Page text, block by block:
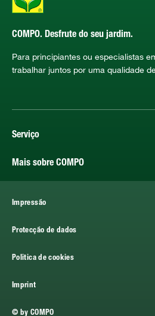
COMPO. Desfrute do seu jardim.
Para principiantes ou especialistas
trabalhar juntos por uma qualidade
Serviço
Mais sobre COMPO
Impressão
Protecção de dados
Politica de cookies
Imprint
© by COMPO